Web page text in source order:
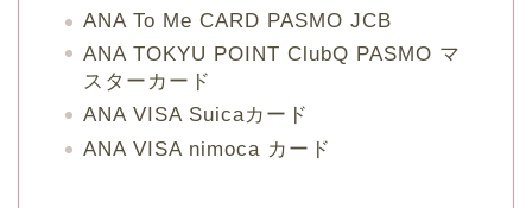
ANA To Me CARD PASMO JCB
ANA TOKYU POINT ClubQ PASMO マ
スターカード
ANA VISA Suicaカード
ANA VISA nimoca カード